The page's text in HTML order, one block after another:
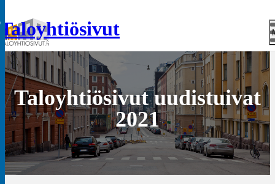
Taloyhtiösivut
Taloyhtiösivut uudistuivat
2021